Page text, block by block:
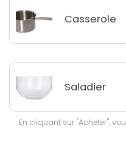
Casserole
Saladier
En cliquant sur "Acheter",